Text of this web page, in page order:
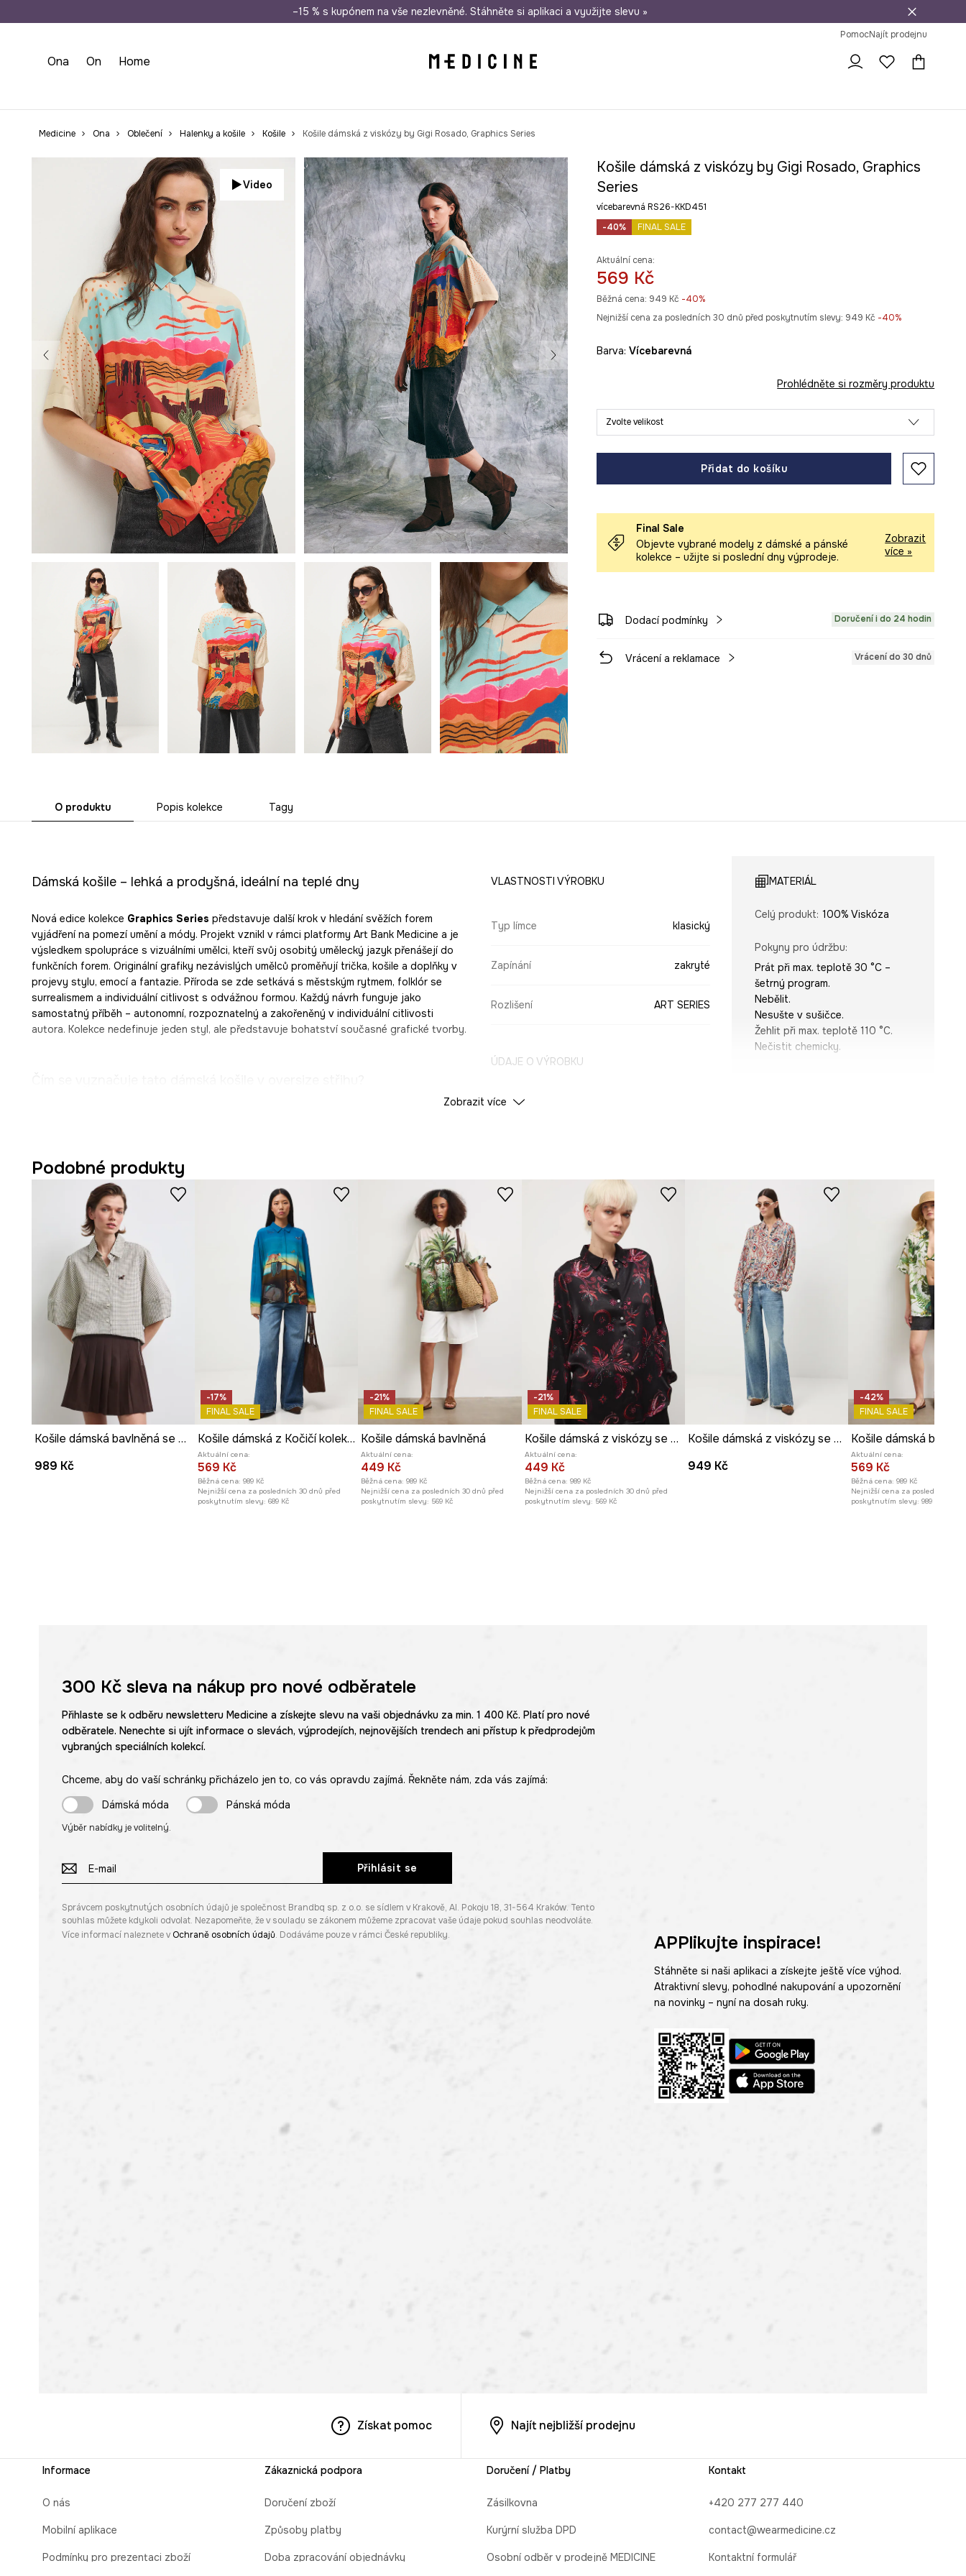
Doprava zdarma při nákupu nad 1 200 Kč Odeslání i do 24 hodin 30 dní na vrácení zboží
–15 % s kupónem na vše nezlevněné. Stáhněte si aplikaci a využijte slevu »
PomocNajít prodejnu
Ona On Home
Medicine Ona Oblečení Halenky a košile Košile Košile dámská z viskózy by Gigi Rosado, Graphics Series
Video
Košile dámská z viskózy by Gigi Rosado, Graphics
Series
vícebarevná RS26-KKD451
-40%
FINAL SALE
Aktuální cena:
569 Kč
Běžná cena: 949 Kč -40%
Nejnižší cena za posledních 30 dnů před poskytnutím slevy: 949 Kč -40%
Barva: vícebarevná
Prohlédněte si rozměry produktu
Zvolte velikost
Přidat do košíku
Final Sale
Objevte vybrané modely z dámské a pánské
kolekce – užijte si poslední dny výprodeje.
Zobrazit
více »
Dodací podmínky Doručení i do 24 hodin
Vrácení a reklamace Vrácení do 30 dnů
O produktu Popis kolekce Tagy
Dámská košile – lehká a prodyšná, ideální na teplé dny
Nová edice kolekce Graphics Series představuje další krok v hledání svěžích forem
vyjádření na pomezí umění a módy. Projekt vznikl v rámci platformy Art Bank Medicine a je
výsledkem spolupráce s vizuálními umělci, kteří svůj osobitý umělecký jazyk přenášejí do
funkčních forem. Originální grafiky nezávislých umělců proměňují trička, košile a doplňky v
projevy stylu, emocí a fantazie. Příroda se zde setkává s městským rytmem, folklór se
surrealismem a individuální citlivost s odvážnou formou. Každý návrh funguje jako
samostatný příběh – autonomní, rozpoznatelný a zakořeněný v individuální citlivosti
autora. Kolekce nedefinuje jeden styl, ale představuje bohatství současné grafické tvorby.
Klasický límečekelegantně doplňuje styling
charakter.
Vyrobená ze 100% viskózy, je měkká, lehká a prodyšná
Krátké rukávy se sníženou linií ramen dodávají lehkost
a zdůrazňují ležérní
styl.
Skryté zapínání na knoflíky pod légou zachovává estetický vzhled
narušovalo vzor.
Hladká struktura látky příjemně obepíná pokožku a poskytuje jemný dotek.
VLASTNOSTI VÝROBKU
Typ límce klasický
Zapínání zakryté
Rozlišení ART SERIES
ÚDAJE O VÝROBKU
Kolekce
ID produktu RS26-KKD451-MLA
MATERIÁL
Celý produkt: 100% Viskóza
Pokyny pro údržbu:
Prát při max. teplotě 30 °C –
šetrný program.
Nebělit.
Nesušte v sušičce.
Žehlit při max. teplotě 110 °C.
Nečistit chemicky.
Střih: Oversize
ROZMĚRY
Míry uvedené pro velikost
Délka: 71 cm
Šířka podpaží
Modelka na fotografii je vysoká
180 cm a má na sebe velikost S
Prohlédněte si rozměry
produktu
Zobrazit více
Podobné produkty
Košile dámská bavlněná se zvířecím vzorem
989 Kč
-17%
FINAL SALE
Košile dámská z Kočičí kolekce
Aktuální cena:
569 Kč
Běžná cena: 989 Kč
Nejnižší cena za posledních 30 dnů před
poskytnutím slevy: 689 Kč
-21%
FINAL SALE
Košile dámská bavlněná
Aktuální cena:
449 Kč
Běžná cena: 989 Kč
Nejnižší cena za posledních 30 dnů před
poskytnutím slevy: 569 Kč
-21%
FINAL SALE
Košile dámská z viskózy se vzorem
Aktuální cena:
449 Kč
Běžná cena: 989 Kč
Nejnižší cena za posledních 30 dnů před
poskytnutím slevy: 569 Kč
Košile dámská z viskózy se vzorem
949 Kč
-42%
FINAL SALE
Košile dámská
Aktuální cena:
569 Kč
Běžná cena: 989 Kč
Nejnižší cena za posledních 30
poskytnutím slevy: 989 Kč
300 Kčsleva na nákup pro nové odběratele
Přihlaste se k odběru newsletteru Medicine a získejte slevu na vaši objednávku za min. 1 400 Kč. Platí pro nové
odběratele. Nenechte si ujít informace o slevách, výprodejích, nejnovějších trendech ani přístup k předprodejům
vybraných speciálních kolekcí.
Chceme, aby do vaší schránky přicházelo jen to, co vás opravdu zajímá. Řekněte nám, zda vás zajímá:
Dámská móda
Pánská móda
Výběr nabídky je volitelný.
Přihlásit se
Správcem poskytnutých osobních údajů je společnost Brandbq sp. z o.o. se sídlem v Krakově, Al. Pokoju 18, 31-564 Kraków. Tento
souhlas můžete kdykoli odvolat. Nezapomeňte, že v souladu se zákonem můžeme zpracovat vaše údaje pokud souhlas neodvoláte.
Více informací naleznete v Ochraně osobních údajů. Dodáváme pouze v rámci České republiky. APPlikujte inspirace!
Stáhněte si naši aplikaci a získejte ještě více výhod.
Atraktivní slevy, pohodlné nakupování a upozornění
na novinky – nyní na dosah ruky.
Získat pomoc Najít nejbližší prodejnu
Informace
O nás
Mobilní aplikace
Podmínky pro prezentaci zboží
Zákaznická podpora
Doručení zboží
Způsoby platby
Doba zpracování objednávky
Doručení / Platby
Zásilkovna
Kurýrní služba DPD
Osobní odběr v prodejně MEDICINE
Kontakt
+420 277 277 440
contact@wearmedicine.cz
Kontaktní formulář